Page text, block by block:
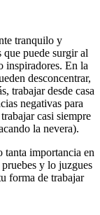
tranquilo y
que puede surgir al
inspiradores. En la
desconcentrar,
trabajar desde casa
negativas para
casi siempre
la nevera).
tanta importancia en
y lo juzgues
forma de trabajar